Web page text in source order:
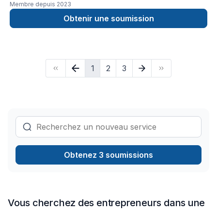
Membre depuis 2023
Obtenir une soumission
1 2 3
Obtenez 3 soumissions
Vous cherchez des entrepreneurs dans une